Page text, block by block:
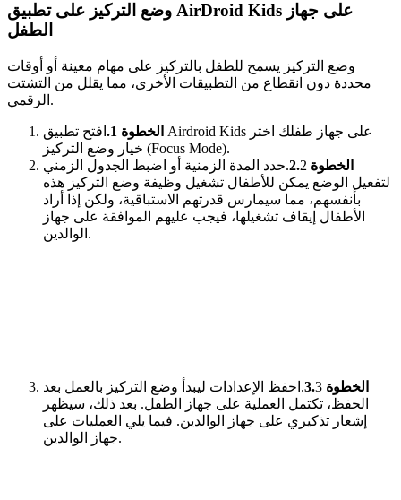
وضع التركيز على تطبيق AirDroid Kids على جهاز
الطفل
وضع التركيز يسمح للطفل بالتركيز على مهام معينة أو أوقات
محددة دون انقطاع من التطبيقات الأخرى، مما يقلل من التشتت
الرقمي.
الخطوة 1.
افتح تطبيق Airdroid Kids على جهاز طفلك اختر
خيار وضع التركيز (Focus Mode).
الخطوة 2.
2.حدد المدة الزمنية أو اضبط الجدول الزمني
لتفعيل الوضع يمكن للأطفال تشغيل وظيفة وضع التركيز هذه
بأنفسهم، مما سيمارس قدرتهم الاستباقية، ولكن إذا أراد
الأطفال إيقاف تشغيلها، فيجب عليهم الموافقة على جهاز
الوالدين.
الخطوة 3.
3.احفظ الإعدادات ليبدأ وضع التركيز بالعمل بعد
الحفظ، تكتمل العملية على جهاز الطفل. بعد ذلك، سيظهر
إشعار تذكيري على جهاز الوالدين. فيما يلي العمليات على
جهاز الوالدين.